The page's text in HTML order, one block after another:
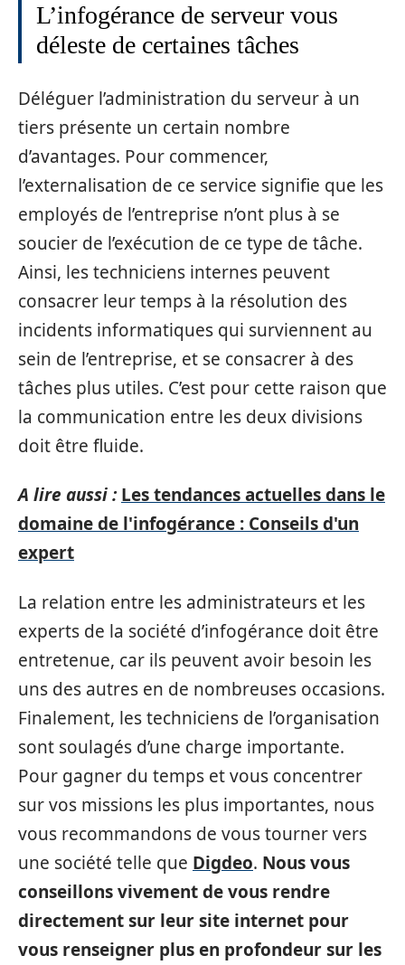
L’infogérance de serveur vous
déleste de certaines tâches
Déléguer l’administration du serveur à un
tiers présente un certain nombre
d’avantages. Pour commencer,
l’externalisation de ce service signifie que les
employés de l’entreprise n’ont plus à se
soucier de l’exécution de ce type de tâche.
Ainsi, les techniciens internes peuvent
consacrer leur temps à la résolution des
incidents informatiques qui surviennent au
sein de l’entreprise, et se consacrer à des
tâches plus utiles. C’est pour cette raison que
la communication entre les deux divisions
doit être fluide.
A lire aussi : Les tendances actuelles dans le
domaine de l'infogérance : Conseils d'un
expert
La relation entre les administrateurs et les
experts de la société d’infogérance doit être
entretenue, car ils peuvent avoir besoin les
uns des autres en de nombreuses occasions.
Finalement, les techniciens de l’organisation
sont soulagés d’une charge importante.
Pour gagner du temps et vous concentrer
sur vos missions les plus importantes, nous
vous recommandons de vous tourner vers
une société telle que Digdeo. Nous vous
conseillons vivement de vous rendre
directement sur leur site internet pour
vous renseigner plus en profondeur sur les